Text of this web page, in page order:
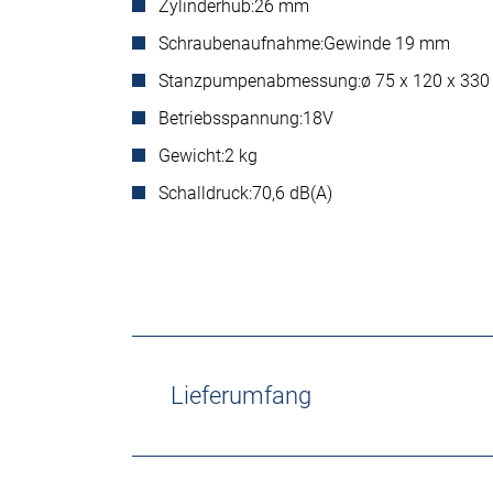
Zylinderhub:26 mm
Schraubenaufnahme:Gewinde 19 mm
Stanzpumpenabmessung:ø 75 x 120 x
Betriebsspannung:18V
Gewicht:2 kg
Schalldruck:70,6 dB(A)
Lieferumfang